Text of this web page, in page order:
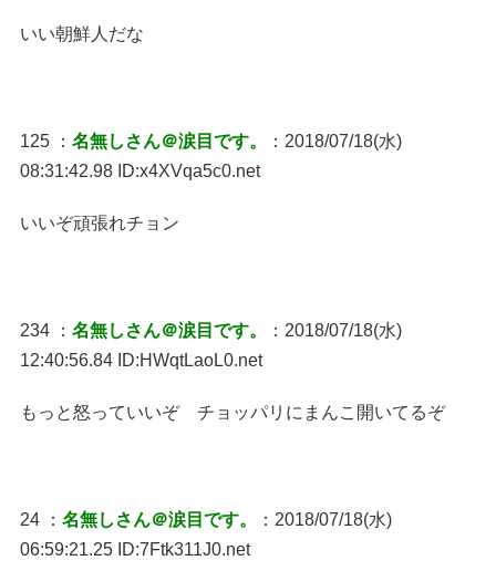
いい朝鮮人だな
125 ： 名無しさん＠涙目です。
：2018/07/18(水)
08:31:42.98 ID:x4XVqa5c0.net
いいぞ頑張れチョン
234 ： 名無しさん＠涙目です。
：2018/07/18(水)
12:40:56.84 ID:HWqtLaoL0.net
もっと怒っていいぞ チョッパリにまんこ開いてるぞ
24 ： 名無しさん＠涙目です。
：2018/07/18(水)
06:59:21.25 ID:7Ftk311J0.net